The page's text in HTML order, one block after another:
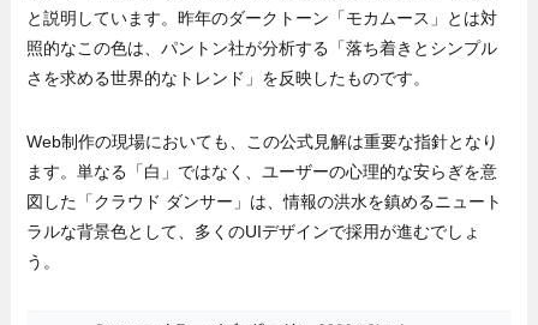
と説明しています。昨年のダークトーン「モカムース」とは対
照的なこの色は、パントン社が分析する「落ち着きとシンプル
さを求める世界的なトレンド」を反映したものです。
Web制作の現場においても、この公式見解は重要な指針となり
ます。単なる「白」ではなく、ユーザーの心理的な安らぎを意
図した「クラウド ダンサー」は、情報の洪水を鎮めるニュート
ラルな背景色として、多くのUIデザインで採用が進むでしょ
う。